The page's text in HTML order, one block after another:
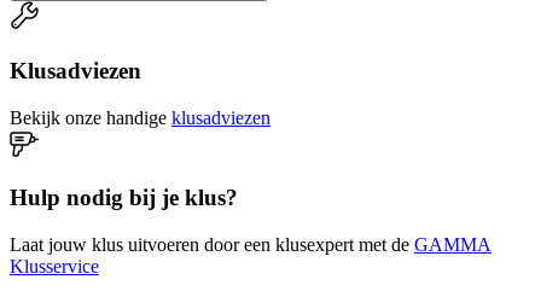
Klusadviezen
Bekijk onze handige klusadviezen
Hulp nodig bij je klus?
Laat jouw klus uitvoeren door een klusexpert met de GAMMA
Klusservice